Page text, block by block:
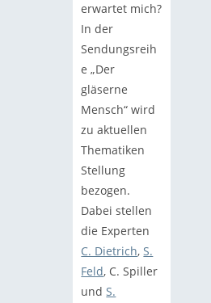
erwartet mich?
In der
Sendungsreih
e „Der
gläserne
Mensch“ wird
zu aktuellen
Thematiken
Stellung
bezogen.
Dabei stellen
die Experten
C. Dietrich,S.
Feld, C. Spiller
undS.